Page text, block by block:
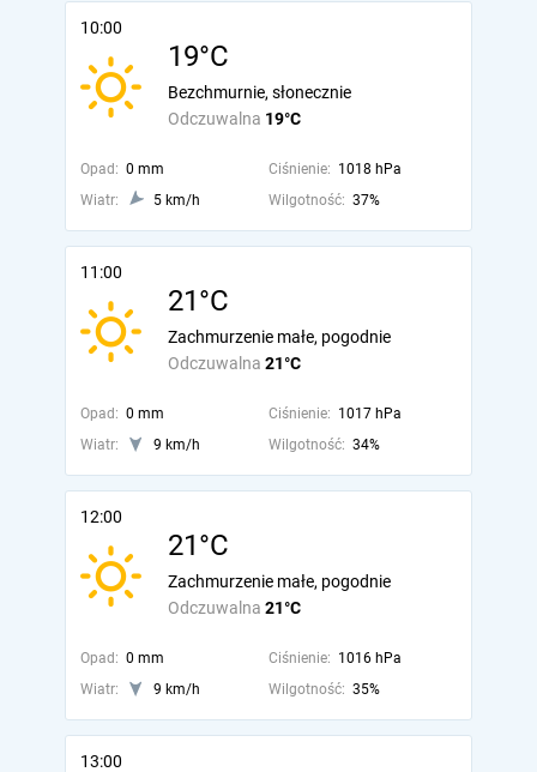
10:00
19°C
Odczuwalna 19°C
Bezchmurnie, słonecznie
Opad: 0 mm Ciśnienie: 1018 hPa
Wiatr:
5 km/h Wilgotność: 37%
11:00
21°C
Odczuwalna 21°C
Zachmurzenie małe, pogodnie
Opad: 0 mm Ciśnienie: 1017 hPa
Wiatr:
9 km/h Wilgotność: 34%
12:00
21°C
Odczuwalna 21°C
Zachmurzenie małe, pogodnie
Opad: 0 mm Ciśnienie: 1016 hPa
Wiatr:
9 km/h Wilgotność: 35%
13:00